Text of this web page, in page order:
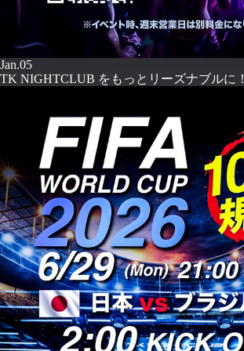
Jan.05
TK NIGHTCLUB をもっとリーズナブルに！